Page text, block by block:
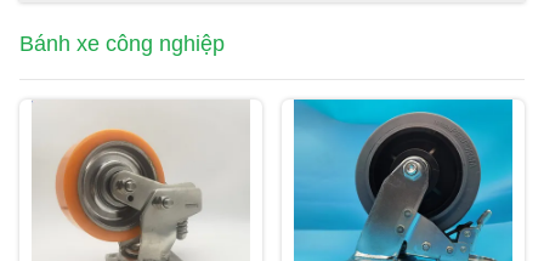
Bánh xe công nghiệp